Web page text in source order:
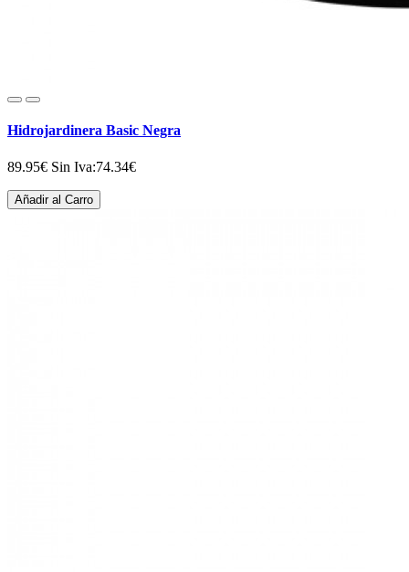
Hidrojardinera Basic Negra
89.95€ Sin Iva:74.34€
Añadir al Carro